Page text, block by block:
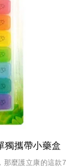
獨攜帶小藥盒
那麼護立康的這款7